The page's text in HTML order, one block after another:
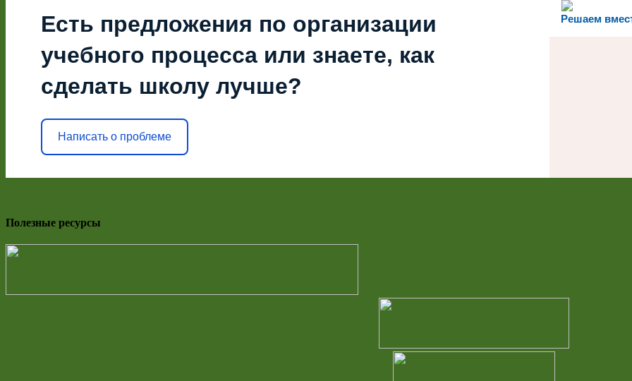
Решаем
Есть предложения по организации
учебного процесса или знаете, как
сделать школу лучше?
Написать о проблеме
Полезные ресурсы